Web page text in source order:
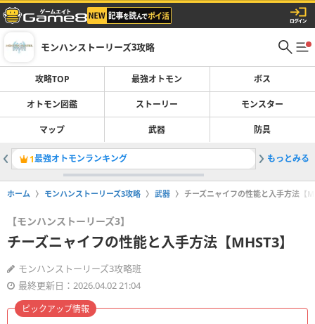
モンハンストーリーズ3攻略
攻略TOP 最強オトモン ボス
オトモン図鑑 ストーリー モンスター
マップ 武器 防具
1最強オトモンランキング 2侵獣オ
もっとみる
ホーム モンハンストーリーズ3攻略 武器 チーズニャイフの性能と入手方法【
【モンハンストーリーズ3】
チーズニャイフの性能と入手方法【MHST3】
モンハンストーリーズ3攻略班
最終更新日：2026.04.02 21:04
ピックアップ情報